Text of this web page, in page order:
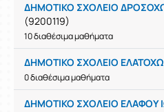
ΔΗΜΟΤΙΚΟ ΣΧΟΛΕΙΟ
(9200119)
10 διαθέσιμα μαθήματα
ΔΗΜΟΤΙΚΟ ΣΧΟΛΕΙΟ
0 διαθέσιμα μαθήματα
ΔΗΜΟΤΙΚΟ ΣΧΟΛΕΙΟ ΕΛΑΦΟΥ